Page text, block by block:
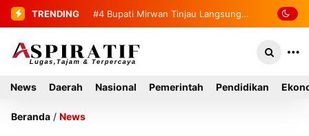
TRENDING #4 Bupati Mirwan Tinjau Langsung
Instruksikan Masuk Program Bantuan
News Daerah Nasional Pemerintah Pendidikan
Beranda / News